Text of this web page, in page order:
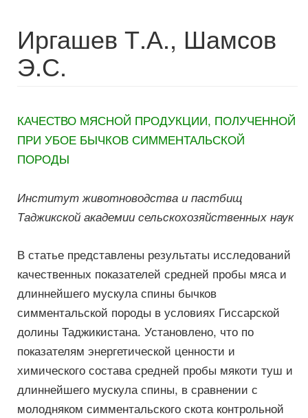
Иргашев Т.А., Шамсов
Э.С.
КАЧЕСТВО МЯСНОЙ ПРОДУКЦИИ, ПОЛУЧЕННОЙ
ПРИ УБОЕ БЫЧКОВ СИММЕНТАЛЬСКОЙ
ПОРОДЫ
Институт животноводства и пастбищ
Таджикской академии сельскохозяйственных наук
В статье представлены результаты исследований
качественных показателей средней пробы мяса и
длиннейшего мускула спины бычков
симментальской породы в условиях Гиссарской
долины Таджикистана. Установлено, что по
показателям энергетической ценности и
химического состава средней пробы мякоти туш и
длиннейшего мускула спины, в сравнении с
молодняком симментальского скота контрольной